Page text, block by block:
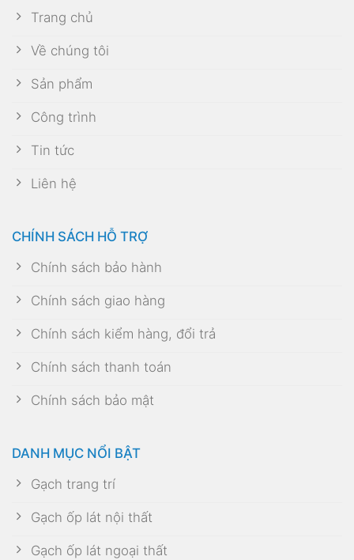
Trang chủ
Về chúng tôi
Sản phẩm
Công trình
Tin tức
Liên hệ
CHÍNH SÁCH HỖ TRỢ
Chính sách bảo hành
Chính sách giao hàng
Chính sách kiểm hàng, đổi trả
Chính sách thanh toán
Chính sách bảo mật
DANH MỤC NỔI BẬT
Gạch trang trí
Gạch ốp lát nội thất
Gạch ốp lát ngoại thất